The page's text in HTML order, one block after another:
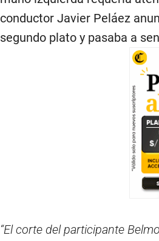
conductor Javier Peláez
segundo plato y pasaba a
“El corte del participante